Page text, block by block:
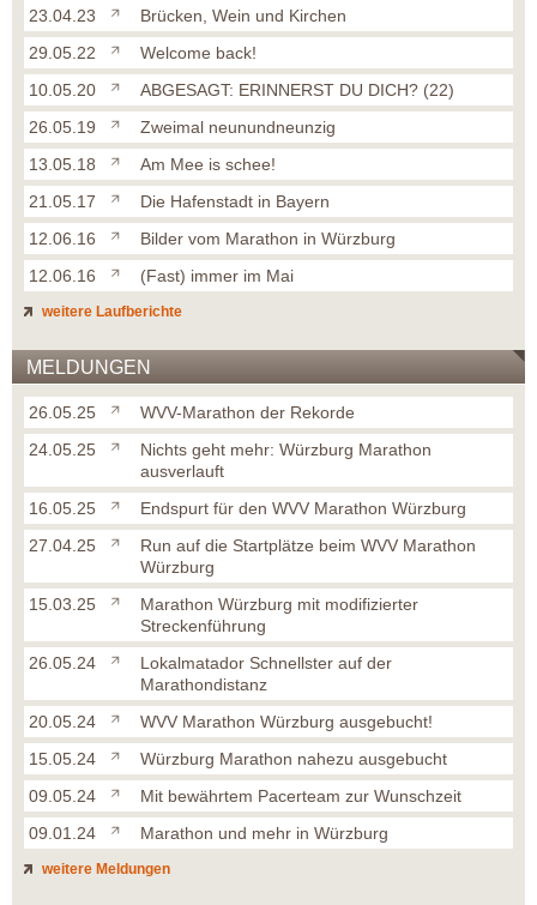
23.04.23
Brücken, Wein und Kirchen
29.05.22
Welcome back!
10.05.20
ABGESAGT: ERINNERST DU DICH? (22)
26.05.19
Zweimal neunundneunzig
13.05.18
Am Mee is schee!
21.05.17
Die Hafenstadt in Bayern
12.06.16
Bilder vom Marathon in Würzburg
12.06.16
(Fast) immer im Mai
weitere Laufberichte
MELDUNGEN
26.05.25
WVV-Marathon der Rekorde
24.05.25
Nichts geht mehr: Würzburg Marathon
ausverlauft
16.05.25
Endspurt für den WVV Marathon Würzburg
27.04.25
Run auf die Startplätze beim WVV Marathon
Würzburg
15.03.25
Marathon Würzburg mit modifizierter
Streckenführung
26.05.24
Lokalmatador Schnellster auf der
Marathondistanz
20.05.24
WVV Marathon Würzburg ausgebucht!
15.05.24
Würzburg Marathon nahezu ausgebucht
09.05.24
Mit bewährtem Pacerteam zur Wunschzeit
09.01.24
Marathon und mehr in Würzburg
weitere Meldungen